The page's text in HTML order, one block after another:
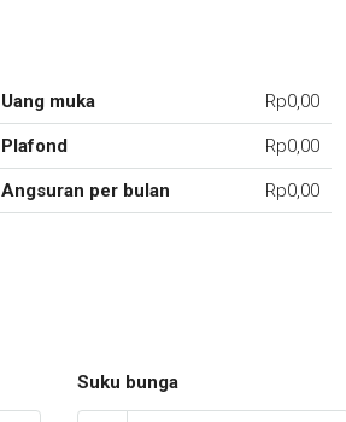
Uang muka Rp0,00
Plafond Rp0,00
Angsuran per bulan Rp0,00
Suku bunga